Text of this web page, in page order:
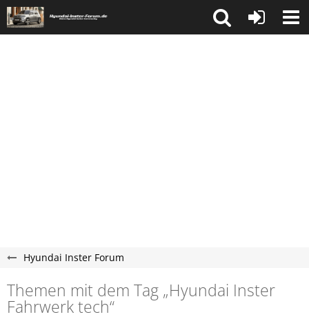
Hyundai Inster Forum
Themen mit dem Tag „Hyundai Inster
Fahrwerk tech“